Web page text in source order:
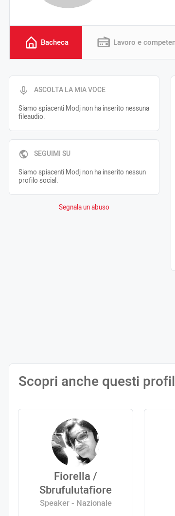
Bacheca Lavoro e
ASCOLTA LA MIA VOCE
Siamo spiacenti Modj non ha inserito nessuna
fileaudio.
SEGUIMI SU
Siamo spiacenti Modj non ha inserito nessun
profilo social.
Segnala un abuso
Scopri anche questi
Fiorella /
Sbrufulutafiore
Speaker - Nazionale